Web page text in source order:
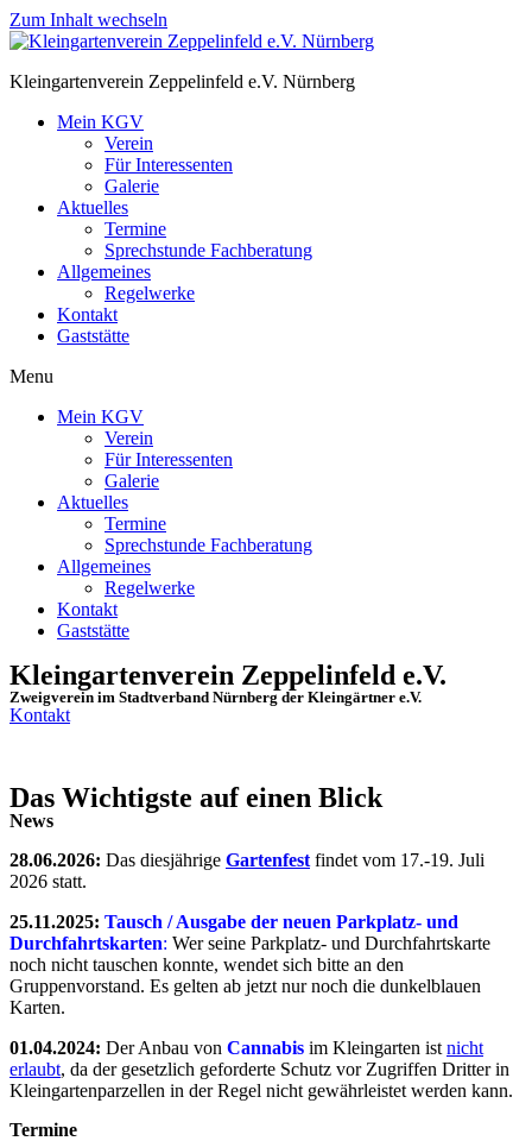
Zum Inhalt wechseln
Kleingartenverein Zeppelinfeld e.V. Nürnberg
Mein KGV
Verein
Für Interessenten
Galerie
Aktuelles
Termine
Sprechstunde Fachberatung
Allgemeines
Regelwerke
Kontakt
Gaststätte
Menu
Mein KGV
Verein
Für Interessenten
Galerie
Aktuelles
Termine
Sprechstunde Fachberatung
Allgemeines
Regelwerke
Kontakt
Gaststätte
Kleingartenverein Zeppelinfeld e.V.
Zweigverein im Stadtverband Nürnberg der Kleingärtner e.V.
Kontakt
Das Wichtigste auf einen Blick
News
28.06.2026: Das diesjährige Gartenfest findet vom 17.-19. Juli
2026 statt.
25.11.2025: Tausch / Ausgabe der neuen Parkplatz- und
Durchfahrtskarten: Wer seine Parkplatz- und Durchfahrtskarte
noch nicht tauschen konnte, wendet sich bitte an den
Gruppenvorstand. Es gelten ab jetzt nur noch die dunkelblauen
Karten.
01.04.2024: Der Anbau von Cannabis im Kleingarten ist nicht
erlaubt, da der gesetzlich geforderte Schutz vor Zugriffen Dritter in
Kleingartenparzellen in der Regel nicht gewährleistet werden kann.
Termine